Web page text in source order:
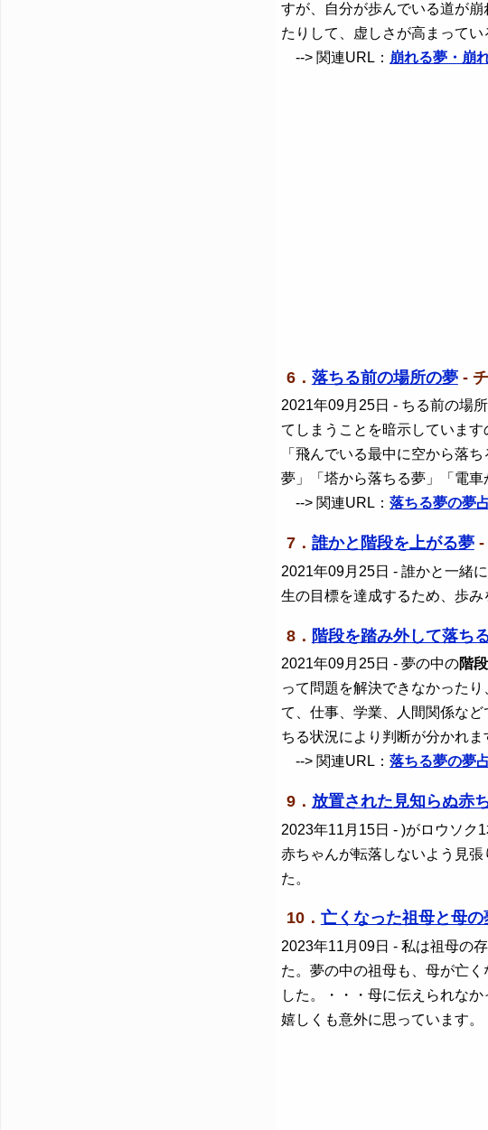
すが、自分が歩んでいる道が
たりして、虚しさが高まってい
--> 関連URL： 崩れる夢・崩
6． 落ちる前の場所の夢-
2021年09月25日 - ちる前の場
てしまうことを暗示しています
「飛んでいる最中に空から落
夢」「塔から落ちる夢」「電
--> 関連URL：落ちる夢の夢
7． 誰かと階段を上がる夢-
2021年09月25日 - 誰かと一緒に
生の目標を達成するため、歩
8． 階段を踏み外して落ち
2021年09月25日 - 夢の中の階段
って問題を解決できなかった
て、仕事、学業、人間関係な
ちる状況により判断が分かれ
--> 関連URL：落ちる夢の夢
9． 放置された見知らぬ赤
2023年11月15日 - )がロウソク
赤ちゃんが転落しないよう見
た。
10． 亡くなった祖母と母の
2023年11月09日 - 私は祖母の
た。夢の中の祖母も、母が亡
した。・・・母に伝えられな
嬉しくも意外に思っています。